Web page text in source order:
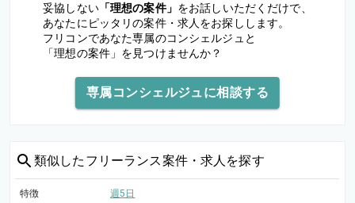
妥協しない「理想の案件」 をお話しいただくだけで、
あなたにピッタリの案件・求人をお探しします。
フリコンであなた専属のコンシェルジュと
「理想の案件」を見つけませんか？
専属コンシェルジュに相談する
類似した フリーランス案件・求人を探す
特徴 週5日